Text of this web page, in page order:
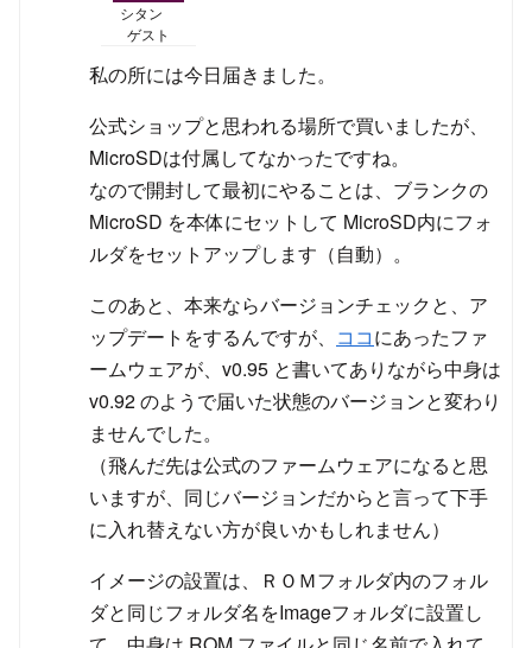
シタン
ゲスト
私の所には今日届きました。
公式ショップと思われる場所で買いましたが、
MicroSDは付属してなかったですね。
なので開封して最初にやることは、ブランクの
MicroSD を本体にセットして MicroSD内にフォ
ルダをセットアップします（自動）。
このあと、本来ならバージョンチェックと、ア
ップデートをするんですが、 ココにあったファ
ームウェアが、v0.95 と書いてありながら中身は
v0.92 のようで届いた状態のバージョンと変わり
ませんでした。
（飛んだ先は公式のファームウェアになると思
いますが、同じバージョンだからと言って下手
に入れ替えない方が良いかもしれません）
イメージの設置は、ＲＯＭフォルダ内のフォル
ダと同じフォルダ名をImageフォルダに設置し